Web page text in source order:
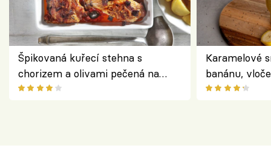
Špikovaná kuřecí stehna s
chorizem a olivami pečená na
letní zelenině – šťavnaté maso s
Karamelové
banánu,
snídaně do